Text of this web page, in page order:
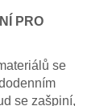
PRO
se
se zašpiní,